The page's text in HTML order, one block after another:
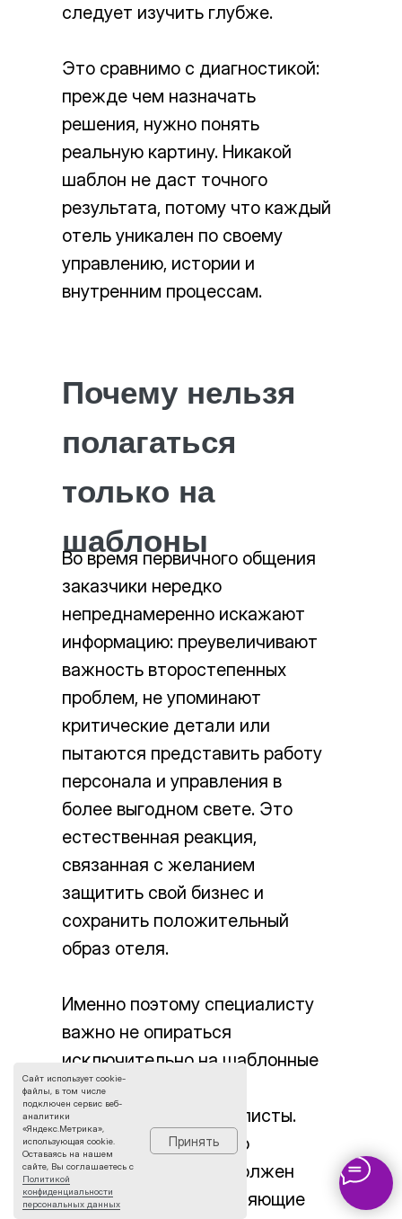
Почему нельзя
полагаться
только на
шаблоны
Во время первичного общения
заказчики нередко
непреднамеренно искажают
информацию: преувеличивают
важность второстепенных
проблем, не упоминают
критические детали или
пытаются представить работу
персонала и управления в
более выгодном свете. Это
естественная реакция,
связанная с желанием
защитить свой бизнес и
сохранить положительный
образ отеля.
Именно поэтому специалисту
важно не опираться
исключительно на шаблонные
вопросы или заранее
подготовленные чек-листы.
Грамотный эксперт по
маркетингу отелей должен
уметь задавать уточняющие
следует изучить глубже.
Это сравнимо с диагностикой:
прежде чем назначать
решения, нужно понять
реальную картину. Никакой
шаблон не даст точного
результата, потому что каждый
отель уникален по своему
управлению, истории и
внутренним процессам.
Сайт использует cookie-
файлы, в том числе
подключен сервис веб-
аналитики
«Яндекс.Метрика»,
использующая cookie.
Оставаясь на нашем
сайте, Вы соглашаетесь с
Политикой
конфиденциальности
персональных данных
Принять